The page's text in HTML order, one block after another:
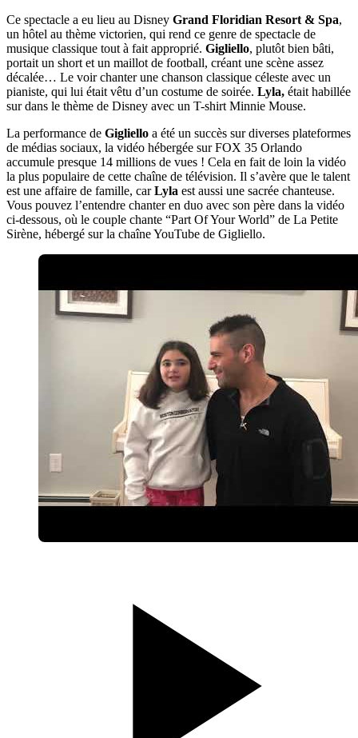
Ce spectacle a eu lieu au Disney Grand Floridian Resort & Spa,
un hôtel au thème victorien, qui rend ce genre de spectacle de
musique classique tout à fait approprié. Gigliello, plutôt bien bâti,
portait un short et un maillot de football, créant une scène assez
décalée… Le voir chanter une chanson classique céleste avec un
pianiste, qui lui était vêtu d’un costume de soirée. Lyla, était habillée
sur dans le thème de Disney avec un T-shirt Minnie Mouse.
La performance de Gigliello a été un succès sur diverses plateformes
de médias sociaux, la vidéo hébergée sur FOX 35 Orlando
accumule presque 14 millions de vues ! Cela en fait de loin la vidéo
la plus populaire de cette chaîne de télévision. Il s’avère que le talent
est une affaire de famille, carLyla est aussi une sacrée chanteuse.
Vous pouvez l’entendre chanter en duo avec son père dans la vidéo
ci-dessous, où le couple chante “Part Of Your World” de La Petite
Sirène, hébergé sur la chaîne YouTube de Gigliello.